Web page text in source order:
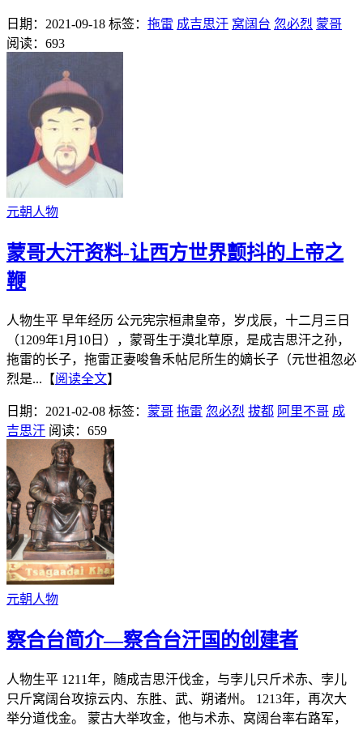
日期：2021-09-18 标签： 拖雷 成吉思汗 窝阔台 忽必烈 蒙哥
阅读：693
元朝人物
蒙哥大汗资料-让西方世界颤抖的上帝之
鞭
人物生平 早年经历 公元宪宗桓肃皇帝，岁戊辰，十二月三日
（1209年1月10日），蒙哥生于漠北草原，是成吉思汗之孙，
拖雷的长子，拖雷正妻唆鲁禾帖尼所生的嫡长子（元世祖忽必
烈是...【阅读全文】
日期：2021-02-08 标签： 蒙哥 拖雷 忽必烈 拔都 阿里不哥 成
吉思汗 阅读：659
元朝人物
察合台简介—察合台汗国的创建者
人物生平 1211年，随成吉思汗伐金，与孛儿只斤术赤、孛儿
只斤窝阔台攻掠云内、东胜、武、朔诸州。 1213年，再次大
举分道伐金。 蒙古大举攻金，他与术赤、窝阔台率右路军，